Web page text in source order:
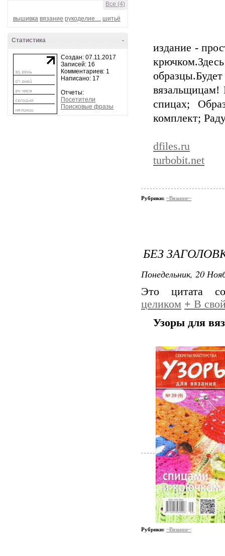
Все (4)
вышивка вязание рукоделие.... шитьё
-
Статистика
Создан: 07.11.2017
Записей: 16
Комментариев: 1
Написано: 17
Отчеты:
Посетители
Поисковые фразы
издание -
вязальщицам!
спицах;
комплект;
dfiles.ru
turbobit.net
Рубрики: ~Вязание~
БЕЗ
Понедельник, 20
Это цитата
целиком + В
Узоры для
Рубрики: ~Вязание~